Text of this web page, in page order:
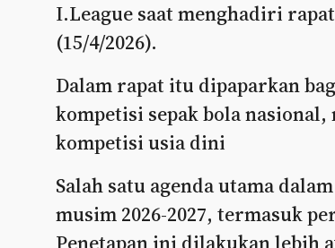
I.League saat menghadiri
(15/4/2026).
Dalam rapat itu dipaparkan
kompetisi sepak bola
kompetisi usia dini
Salah satu agenda utama
musim 2026-2027, termasuk